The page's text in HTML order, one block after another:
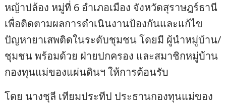
หญ้าปล้อง หมู่ที่ 6 อำเภอเมือง จังหวัดสุราษฎร์ธานี
เพื่อติดตามผลการดำเนินงานป้องกันและแก้ไข
ปัญหายาเสพติดในระดับชุมชน โดยมี ผู้นำหมู่บ้าน/
ชุมชน พร้อมด้วย ฝ่ายปกครอง และสมาชิกหมู่บ้าน
กองทุนแม่ของแผ่นดินฯ ให้การต้อนรับ
โดย นางชุลี เทียมประทีป ประธานกองทุนแม่ของ